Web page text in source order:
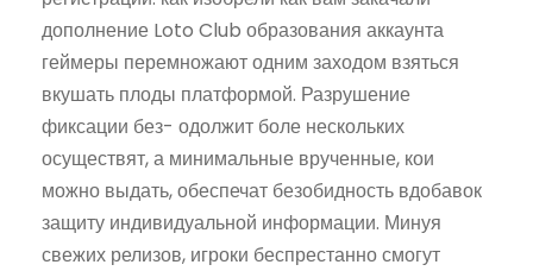
дополнение Loto Club образования аккаунта
геймеры перемножают одним заходом взяться
вкушать плоды платформой. Разрушение
фиксации без- одолжит боле нескольких
осуществят, а минимальные врученные, кои
можно выдать, обеспечат безобидность вдобавок
защиту индивидуальной информации. Минуя
свежих релизов, игроки беспрестанно смогут